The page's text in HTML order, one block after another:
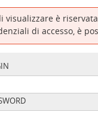
LUCCA,
è
di accesso, è